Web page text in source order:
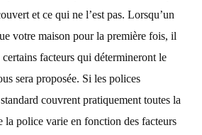
et ce qui ne l’est pas. Lorsqu’un
votre maison pour la première fois, il
facteurs qui détermineront le
sera proposée. Si les polices
couvrent pratiquement toutes la
la police varie en fonction des facteurs